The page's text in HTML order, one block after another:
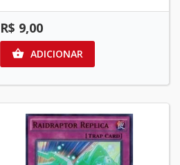
R$ 9,00
 ADICIONAR